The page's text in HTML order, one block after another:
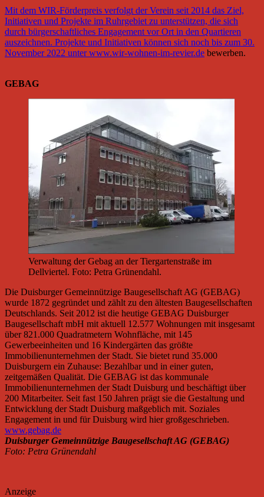
Mit dem WIR-Förderpreis verfolgt der Verein seit 2014 das Ziel,
Initiativen und Projekte im Ruhrgebiet zu unterstützen, die sich
durch bürgerschaftliches Engagement vor Ort in den Quartieren
auszeichnen. Projekte und Initiativen können sich noch bis zum 30.
November 2022 unterwww.wir-wohnen-im-revier.de bewerben.
GEBAG
Verwaltung der Gebag an der Tiergartenstraße im
Dellviertel. Foto: Petra Grünendahl.
Die Duisburger Gemeinnützige Baugesellschaft AG (GEBAG)
wurde 1872 gegründet und zählt zu den ältesten Baugesellschaften
Deutschlands. Seit 2012 ist die heutige GEBAG Duisburger
Baugesellschaft mbH mit aktuell 12.577 Wohnungen mit insgesamt
über 821.000 Quadratmetern Wohnfläche, mit 145
Gewerbeeinheiten und 16 Kindergärten das größte
Immobilienunternehmen der Stadt. Sie bietet rund 35.000
Duisburgern ein Zuhause: Bezahlbar und in einer guten,
zeitgemäßen Qualität. Die GEBAG ist das kommunale
Immobilienunternehmen der Stadt Duisburg und beschäftigt über
200 Mitarbeiter. Seit fast 150 Jahren prägt sie die Gestaltung und
Entwicklung der Stadt Duisburg maßgeblich mit. Soziales
Engagement in und für Duisburg wird hier großgeschrieben.
www.gebag.de
Duisburger Gemeinnützige Baugesellschaft AG (GEBAG)
Foto: Petra Grünendahl
Anzeige